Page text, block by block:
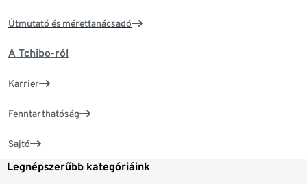
Útmutató és mérettanácsadó
A Tchibo-ról
Karrier
Fenntarthatóság
Sajtó
Legnépszerűbb kategóriáink